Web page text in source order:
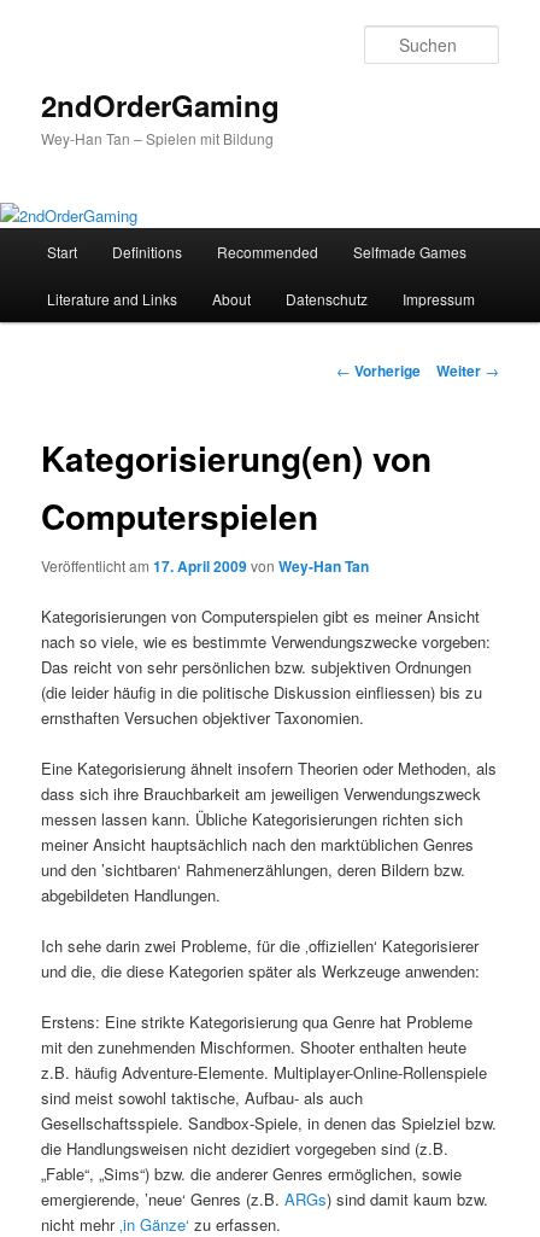
2ndOrderGaming
Wey-Han Tan – Spielen mit Bildung
p
Zum
Inhalt
Start Definitions Recommended Selfmade Games
Literature and Links About Datenschutz Impressum
B
r
-
a
v
i
g
a
i
o
n
← Vorherige Weiter →
Kategorisierung(en) von
Computerspielen
Veröffentlicht am17. April 2009vonWey-Han Tan
Kategorisierungen von Computerspielen gibt es meiner Ansicht
nach so viele, wie es bestimmte Verwendungszwecke vorgeben:
Das reicht von sehr persönlichen bzw. subjektiven Ordnungen
(die leider häufig in die politische Diskussion einfliessen) bis zu
ernsthaften Versuchen objektiver Taxonomien.
Eine Kategorisierung ähnelt insofern Theorien oder Methoden, als
dass sich ihre Brauchbarkeit am jeweiligen Verwendungszweck
messen lassen kann. Übliche Kategorisierungen richten sich
meiner Ansicht hauptsächlich nach den marktüblichen Genres
und den ’sichtbaren‘ Rahmenerzählungen, deren Bildern bzw.
abgebildeten Handlungen.
Ich sehe darin zwei Probleme, für die ‚offiziellen‘ Kategorisierer
und die, die diese Kategorien später als Werkzeuge anwenden:
Erstens: Eine strikte Kategorisierung qua Genre hat Probleme
mit den zunehmenden Mischformen. Shooter enthalten heute
z.B. häufig Adventure-Elemente. Multiplayer-Online-Rollenspiele
sind meist sowohl taktische, Aufbau- als auch
Gesellschaftsspiele. Sandbox-Spiele, in denen das Spielziel bzw.
die Handlungsweisen nicht dezidiert vorgegeben sind (z.B.
„Fable“, „Sims“) bzw. die anderer Genres ermöglichen, sowie
emergierende, ’neue‘ Genres (z.B.ARGs) sind damit kaum bzw.
nicht mehr‚in Gänze‘ zu erfassen.